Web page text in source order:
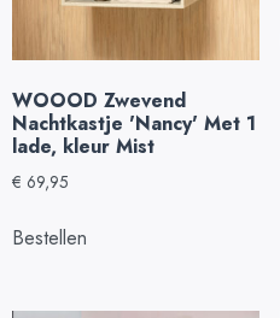
WOOOD Zwevend
Nachtkastje 'Nancy' Met 1
lade, kleur Mist
€ 69,95
Bestellen